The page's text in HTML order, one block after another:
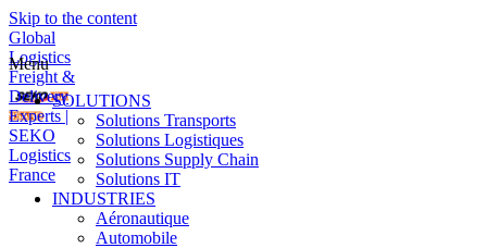
Skip to the content
Global
Logistics
Freight &
Delivery
Experts |
SEKO
Logistics
France
Menu
SOLUTIONS
Solutions Transports
Solutions Logistiques
Solutions Supply Chain
Solutions IT
INDUSTRIES
Aéronautique
Automobile